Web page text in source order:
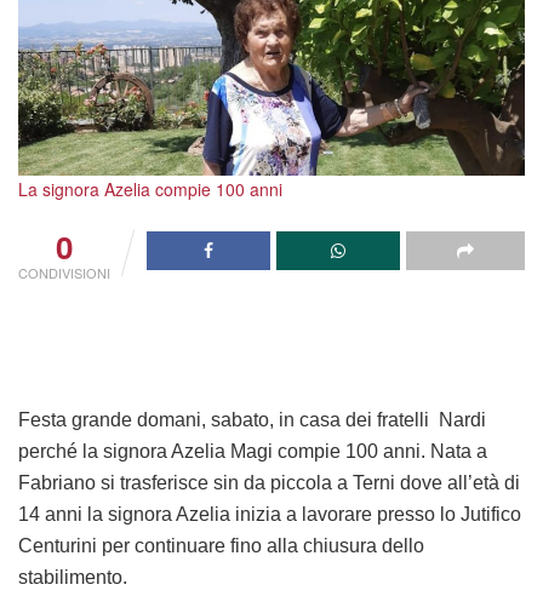
La signora Azelia compie 100 anni
0
CONDIVISIONI
Festa grande domani, sabato, in casa dei fratelli Nardi
perché la signora Azelia Magi compie 100 anni. Nata a
Fabriano si trasferisce sin da piccola a Terni dove all’età di
14 anni la signora Azelia inizia a lavorare presso lo Jutifico
Centurini per continuare fino alla chiusura dello
stabilimento.